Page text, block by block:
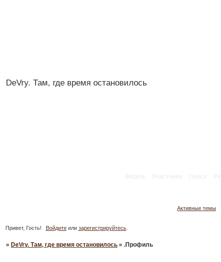
DeVry. Там, где время остановилось
Активные темы
Привет, Гость! Войдитеили зарегистрируйтесь.
» DeVry. Там, где время остановилось ».Профиль